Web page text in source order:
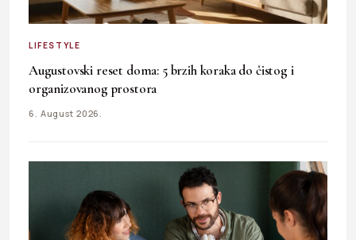
LIFESTYLE
Augustovski reset doma: 5 brzih koraka do čistog i
organizovanog prostora
6. August 2026.